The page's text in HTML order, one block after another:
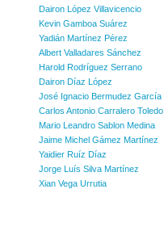
Dairon López Villavicencio
Kevin Gamboa Suárez
Yadián Martínez Pérez
Albert Valladares Sánchez
Harold Rodríguez Serrano
Dairon Díaz López
José Ignacio Bermudez García
Carlos Antonio Carralero Toledo
Mario Leandro Sablon Medina
Jaime Michel Gámez Martínez
Yaidier Ruíz Díaz
Jorge Luís Silva Martínez
Xian Vega Urrutia